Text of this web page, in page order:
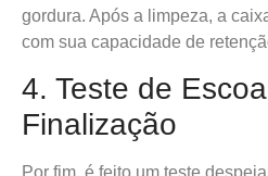
gordura. Após a limpeza, a
com sua capacidade de
4. Teste de
Finalização
Por fim, é feito um teste